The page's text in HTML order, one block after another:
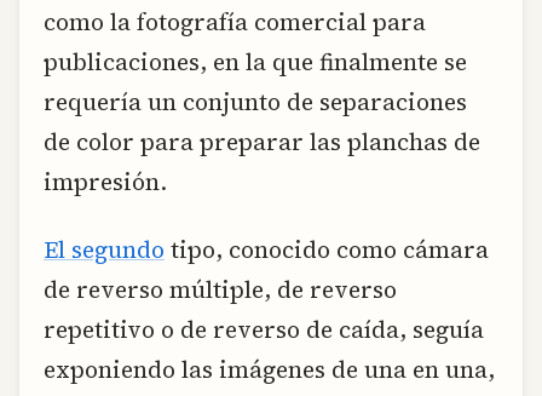
como la fotografía comercial para
publicaciones, en la que finalmente se
requería un conjunto de separaciones
de color para preparar las planchas de
impresión.
El segundo tipo, conocido como cámara
de reverso múltiple, de reverso
repetitivo o de reverso de caída, seguía
exponiendo las imágenes de una en una,